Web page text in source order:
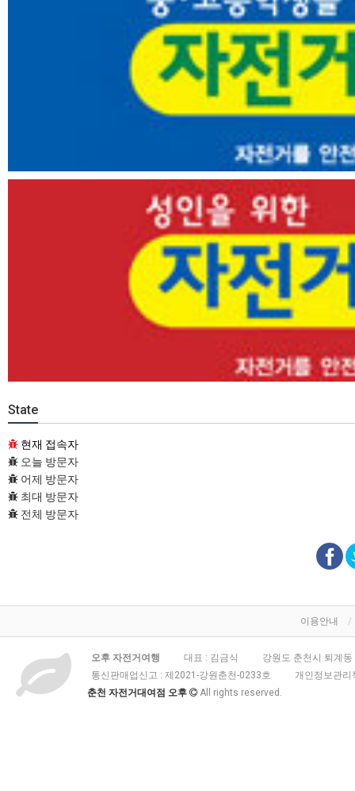
State
현재 접속자
오늘 방문자
어제 방문자
최대 방문자
전체 방문자
이용안내
오후 자전거여행 대표 : 김금식
강원도 춘천시 퇴계
통신판매업신고 : 제2021-강원춘천-0233호
개인정보관리
춘천 자전거대여점 오후
All rights reserved.